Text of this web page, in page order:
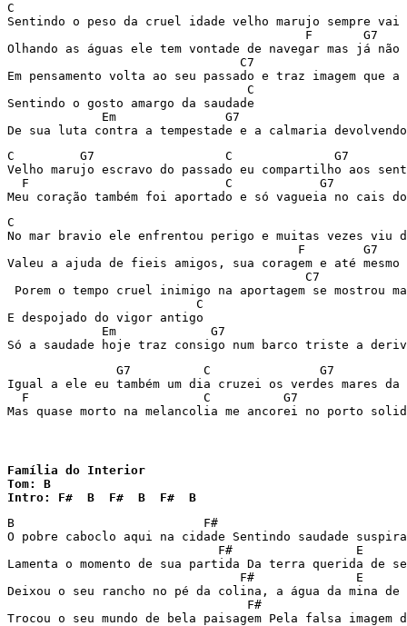
C
Sentindo o peso da cruel idade velho marujo sempre vai
F       G7
Olhando as águas ele tem vontade de navegar mas já não
C7
Em pensamento volta ao seu passado e traz imagem que
                                 C
Sentindo o gosto amargo da saudade
Em               G7
De sua luta contra a tempestade e a calmaria
C         G7                  C              G7
Velho marujo escravo do passado eu compartilho aos
F                           C            G7
Meu coração também foi aportado e só vagueia no cais
C
No mar bravio ele enfrentou perigo e muitas vezes viu
F        G7
Valeu a ajuda de fieis amigos, sua coragem e até
C7
Porem o tempo cruel inimigo na aportagem se mostrou
                          C
E despojado do vigor antigo
Em             G7
Só a saudade hoje traz consigo num barco triste a
G7          C               G7
Igual a ele eu também um dia cruzei os verdes mares
F                        C          G7
Mas quase morto na melancolia me ancorei no porto
Família do Interior
Tom: B
Intro: F#  B  F#  B  F#  B
B                          F#
O pobre caboclo aqui na cidade Sentindo saudade
F#                 E
Lamenta o momento de sua partida Da terra querida de
F#              E
Deixou o seu rancho no pé da colina, a água da mina
F#
Trocou o seu mundo de bela paisagem Pela falsa imagem